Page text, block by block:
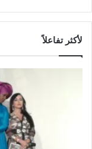
لأكثر تفاعلاً